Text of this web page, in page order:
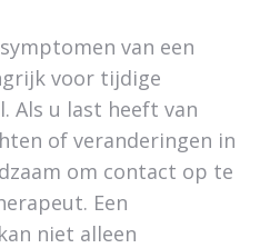
van een
voor tijdige
Als u last heeft van
of veranderingen in
om contact op te
Een
niet alleen